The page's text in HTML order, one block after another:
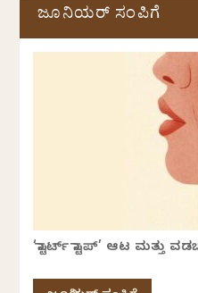
ಜೂನಿಯರ್ ಸಂಪಿಗೆ
‘ಸ್ಟಾರ್ಟ್ ಸ್ಟಾಪ್’ ಆಟ ಮತ್ತು